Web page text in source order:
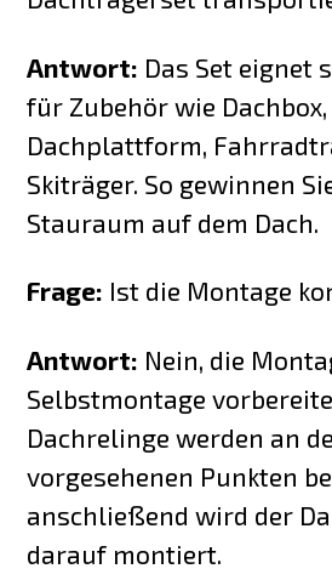
Antwort: Das Set eignet
für Zubehör wie Dachbox,
Dachplattform,
Skiträger. So gewinnen
Stauraum auf dem Dach.
Frage: Ist die Montage
Antwort: Nein, die
Selbstmontage
Dachrelinge werden an
vorgesehenen Punkten
anschließend wird der
darauf montiert.